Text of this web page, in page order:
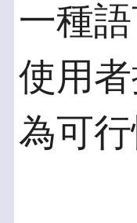
一種
使用
為可